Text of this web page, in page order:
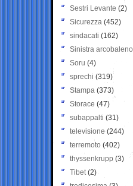
Sestri Levante (2)
Sicurezza (452)
sindacati (162)
Sinistra arcobaleno
Soru (4)
sprechi (319)
Stampa (373)
Storace (47)
subappalti (31)
televisione(244)
terremoto (402)
thyssenkrupp (3)
Tibet(2)